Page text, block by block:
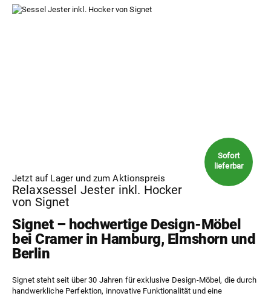
Jetzt auf Lager und zum Aktionspreis
Relaxsessel Jester inkl. Hocker
von Signet
Signet – hochwertige Design-Möbel
bei Cramer in Hamburg, Elmshorn und
Berlin
Signet steht seit über 30 Jahren für exklusive Design-Möbel, die durch
handwerkliche Perfektion, innovative Funktionalität und eine